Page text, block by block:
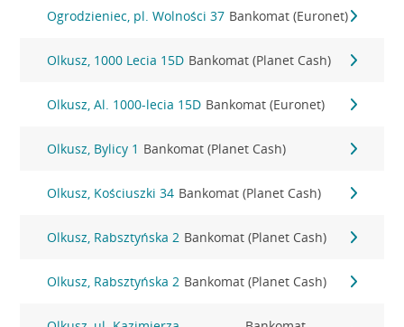
Ogrodzieniec, pl. Wolności 37 Bankomat (Euronet)
Olkusz, 1000 Lecia 15D Bankomat (Planet Cash)
Olkusz, Al. 1000-lecia 15D Bankomat (Euronet)
Olkusz, Bylicy 1 Bankomat (Planet Cash)
Olkusz, Kościuszki 34 Bankomat (Planet Cash)
Olkusz, Rabsztyńska 2 Bankomat (Planet Cash)
Olkusz, Rabsztyńska 2 Bankomat (Planet Cash)